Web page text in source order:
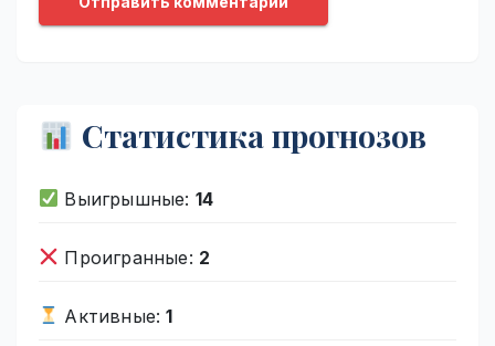
Статистика прогнозов
Выигрышные: 14
Проигранные: 2
Активные:1